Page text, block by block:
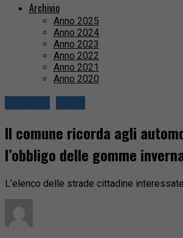
Archivio
Anno 2025
Anno 2024
Anno 2023
Anno 2022
Anno 2021
Anno 2020
Il comune ricorda agli
l’obbligo delle gomme
L’elenco delle strade cittadine